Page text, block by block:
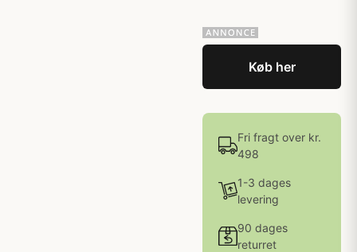
Køb her
Fri fragt over kr.
498
1-3 dages
levering
90 dages
returret